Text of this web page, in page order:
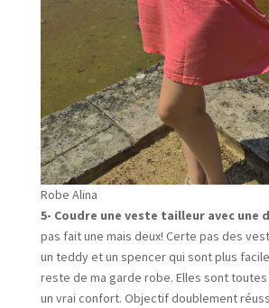
Robe Alina
5- Coudre une veste tailleur avec une
pas fait une mais deux! Certe pas des
un teddy et un spencer qui sont plus
reste de ma garde robe. Elles sont
un vrai confort. Objectif doublement